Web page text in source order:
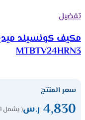
تفضيل
MTBTV24HRN3
سعر المنتج
4,830 ر.س( يشمل